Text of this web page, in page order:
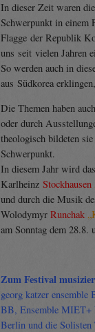
In dieser Zeit waren
Schwerpunkt in einem
Flagge der Republik
uns seit vielen Jahren
So werden auch in
aus Südkorea
Die Themen haben
oder durch
theologisch bildeten
Schwerpunkt.
In diesem Jahr wird
KarlheinzStockhausen
und durch die Musik
WolodymyrRunchak
am Sonntag dem 28.8.
Zum Festival
georg katzer
BB, Ensemble MIET+
Berlin und die